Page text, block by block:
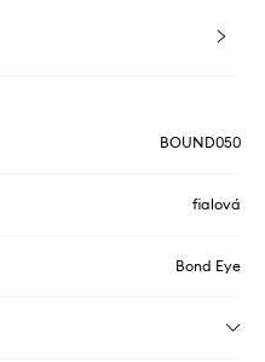
BOUND050
fialová
Bond Eye